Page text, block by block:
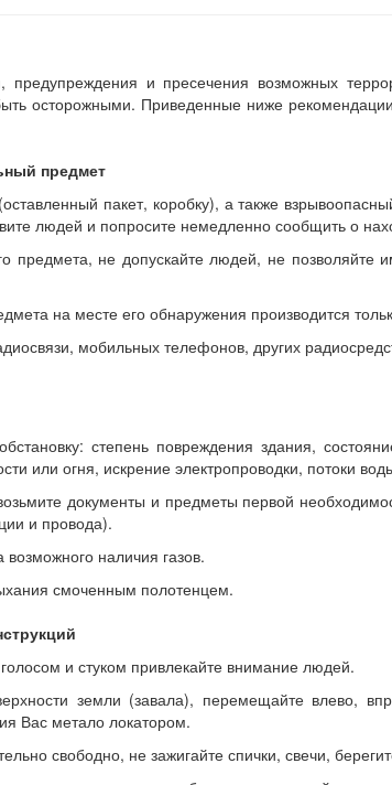
предупреждения и пресечения возможных
осторожными. Приведенные ниже
предмет
пакет, коробку), а также
людей и попросите немедленно сообщить о
предмета, не допускайте людей, не позволяйте
на месте его обнаружения производится
мобильных телефонов, других
степень повреждения здания,
или огня, искрение электропроводки, потоки
документы и предметы первой
и провода).
наличия газов.
смоченным полотенцем.
и стуком привлекайте внимание людей.
земли (завала), перемещайте влево,
Вас метало локатором.
свободно, не зажигайте спички, свечи,